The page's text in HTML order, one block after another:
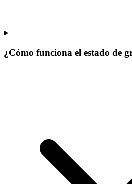
¿Cómo funciona el estado de